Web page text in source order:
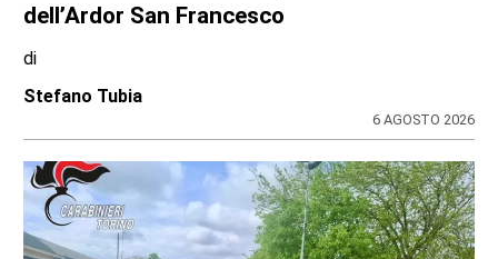
dell’Ardor San Francesco
di
Stefano Tubia
6 AGOSTO 2026